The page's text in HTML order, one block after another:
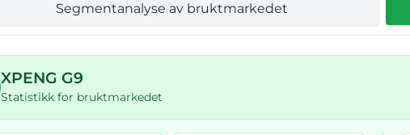
Segmentanalyse av bruktmarkedet
XPENG G9
Statistikk for bruktmarkedet